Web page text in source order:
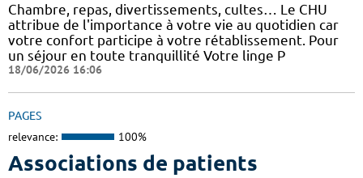
Chambre, repas, divertissements, cultes… Le CHU
attribue de l'importance à votre vie au quotidien car
votre confort participe à votre rétablissement. Pour
un séjour en toute tranquillité Votre linge P
18/06/2026 16:06
PAGES
relevance: 100%
Associations de patients